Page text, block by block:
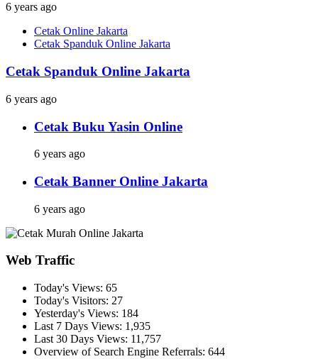
6 years ago
Cetak Online Jakarta
Cetak Spanduk Online Jakarta
Cetak Spanduk Online Jakarta
6 years ago
Cetak Buku Yasin Online
6 years ago
Cetak Banner Online Jakarta
6 years ago
Web Traffic
Today's Views: 65
Today's Visitors: 27
Yesterday's Views: 184
Last 7 Days Views: 1,935
Last 30 Days Views: 11,757
Overview of Search Engine Referrals: 644